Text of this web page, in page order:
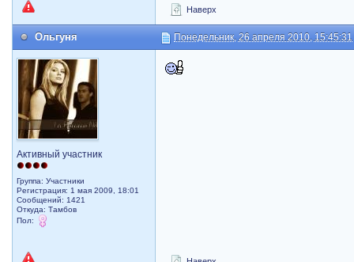
Наверх
Ольгуня Понедельник, 26 апреля 2010, 15:45:31
Активный участник
Группа: Участники
Регистрация: 1 мая 2009, 18:01
Сообщений: 1421
Откуда: Тамбов
Пол: